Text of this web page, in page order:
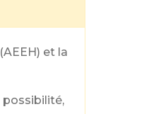
et la
possibilité,